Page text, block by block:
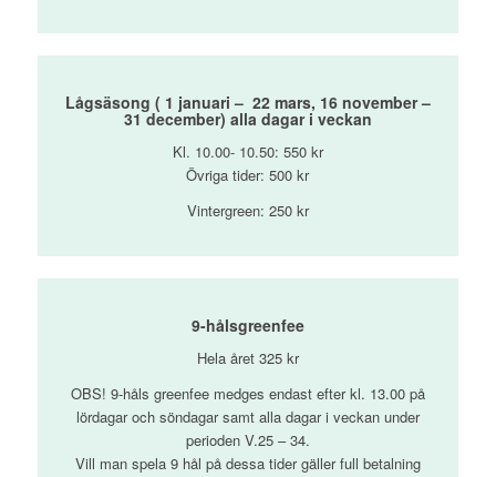
Lågsäsong ( 1 januari – 22 mars, 16 november –
31 december) alla dagar i veckan
Kl. 10.00- 10.50: 550 kr
Övriga tider: 500 kr
Vintergreen: 250 kr
9-hålsgreenfee
Hela året 325 kr
OBS! 9-håls greenfee medges endast efter kl. 13.00 på
lördagar och söndagar samt alla dagar i veckan under
perioden V.25 – 34.
Vill man spela 9 hål på dessa tider gäller full betalning